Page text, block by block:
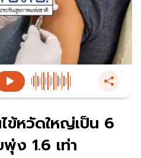
ข้หวัดใหญ่เป็น 6
ง 1.6 เท่า